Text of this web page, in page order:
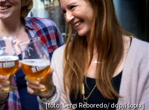
[foto: Sergi Reboredo/ ddp/Isopix]